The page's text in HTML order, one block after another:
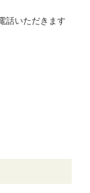
話いただきます